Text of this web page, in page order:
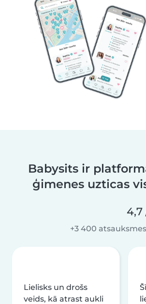
Babysits ir
ģimenes uzticas
4,7
+3 400 atsauksmes
Lielisks un drošs
veids, kā atrast aukli